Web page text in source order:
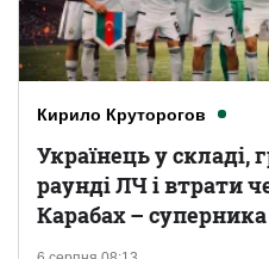
Кирило Круторогов
Українець у складі,
раунді ЛЧ і втрати
Карабах –